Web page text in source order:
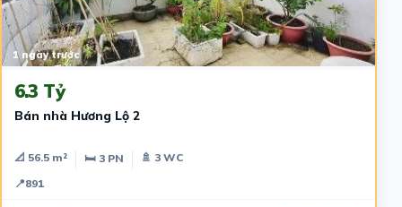
1 ngày trước
6.3 Tỷ
Bán nhà Hương Lộ 2
📐 56.5 m² 🛏 3 PN
🚿 3 WC
📍891